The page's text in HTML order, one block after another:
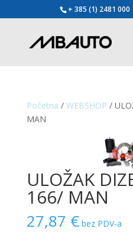
+ 385 (1) 2481 000
Početna / WEBSHOP /
MAN
ULOŽAK
166/ MAN
27,87 € bez PDV-a